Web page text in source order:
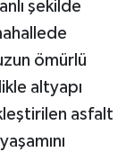
şekilde
ömürlü
altyapı
asfalt